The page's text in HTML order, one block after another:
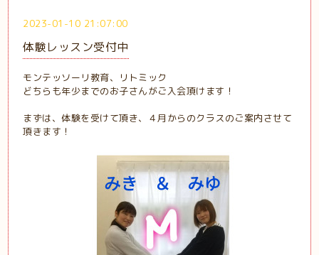
2023-01-10 21:07:00
体験レッスン受付中
モンテッソーリ教育、リトミック
どちらも年少までのお子さんがご入会頂けます！
まずは、体験を受けて頂き、４月からのクラスのご案内させて
頂きます！